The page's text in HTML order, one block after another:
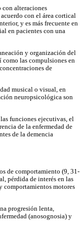
con alteraciones
con el área cortical
y es más frecuente en
en pacientes con una
y organización del
como las compulsiones en
de
musical o visual, en
neuropsicológica son
funciones ejecutivas, el
de la enfermedad de
de la demencia
de comportamiento (9, 31-
pérdida de interés en las
comportamientos motores
progresión lenta,
(anosognosia) y